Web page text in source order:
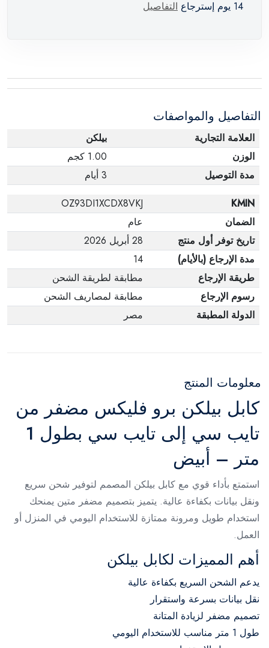
14 يوم إسترجاع التفاصيل
التفاصيل والمواصفات
العلامة التجارية
بيلكن
الوزن
1.00 كجم
مدة التوصيل
3 أيام
KMIN
OZ93DI1XCDX8VKJ
الضمان
عام
تاريخ توفر أول منتج
28 أبريل 2026
مدة الإرجاع (بالأيام)
14
طريقة الإرجاع
مطابقة لطريقة الشحن
رسوم الإرجاع
مطابقة لمصاريف الشحن
الدولة المطبقة
مصر
معلومات المنتج
كابل بيلكن برو فليكس مضفر من
تايب سي إلى تايب سي بطول 1
متر – أبيض
استمتع بأداء قوي مع كابل بيلكن المصمم لتوفير شحن سريع
ونقل بيانات بكفاءة عالية. يتميز بتصميم مضفر متين يمنحك
استخدام طويل ومرونة ممتازة للاستخدام اليومي في المنزل أو
العمل.
أهم المميزات لكابل بيلكن
يدعم الشحن السريع بكفاءة عالية
نقل بيانات بسرعة واستقرار
تصميم مضفر لزيادة المتانة
طول 1 متر مناسب للاستخدام اليومي